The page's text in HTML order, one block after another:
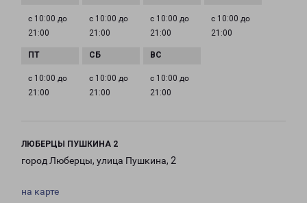
с 10:00 до
21:00
с 10:00 до
21:00
с 10:00 до
21:00
с 10:00 до
21:00
с 10:00 до
21:00
с 10:00 до
21:00
с 10:00 до
21:00
ЛЮБЕРЦЫ ПУШКИНА 2
город Люберцы, улица Пушкина, 2
на карте